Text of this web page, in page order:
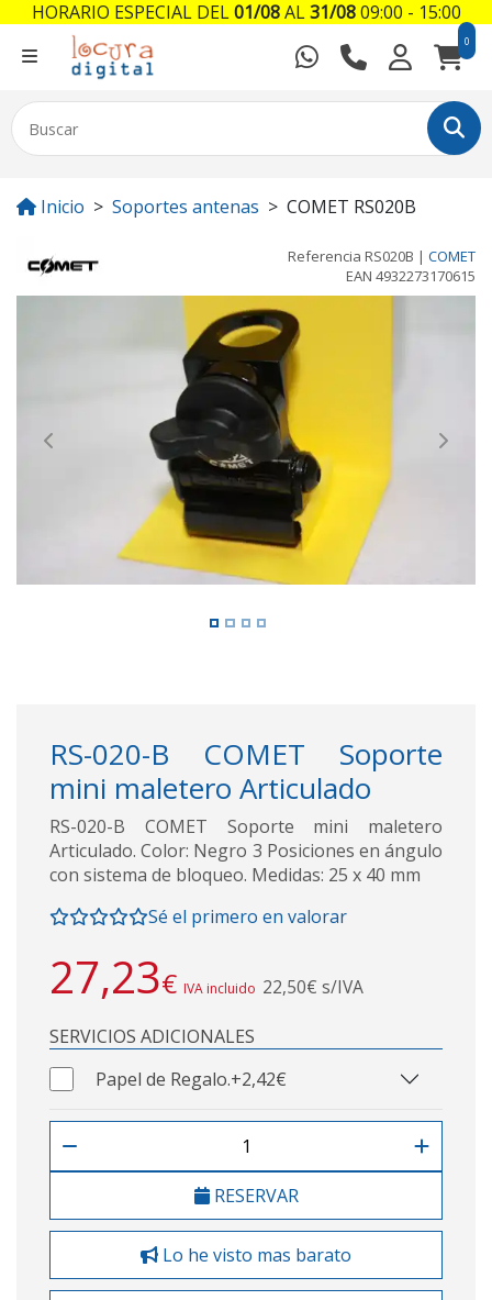
0
Inicio Soportes antenas COMET RS020B
Referencia RS020B | COMET
EAN 4932273170615
Previous Next
RS-020-B COMET Soporte
mini maletero Articulado
RS-020-B COMET Soporte mini maletero
Articulado. Color: Negro 3 Posiciones en ángulo
con sistema de bloqueo. Medidas: 25 x 40 mm
Sé el primero en valorar
27,23€ IVA incluido 22,50€ s/IVA
SERVICIOS ADICIONALES
Papel de Regalo.+2,42€
RESERVAR
Lo he visto mas barato
HORARIO ESPECIAL DEL01/08AL31/0809:00 - 15:00